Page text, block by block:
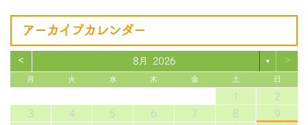
アーカイブカレンダー
< 8月 2026 ▼ >
月 火 水 木 金 土 日
1
2
3
4 5 6 7 8
9